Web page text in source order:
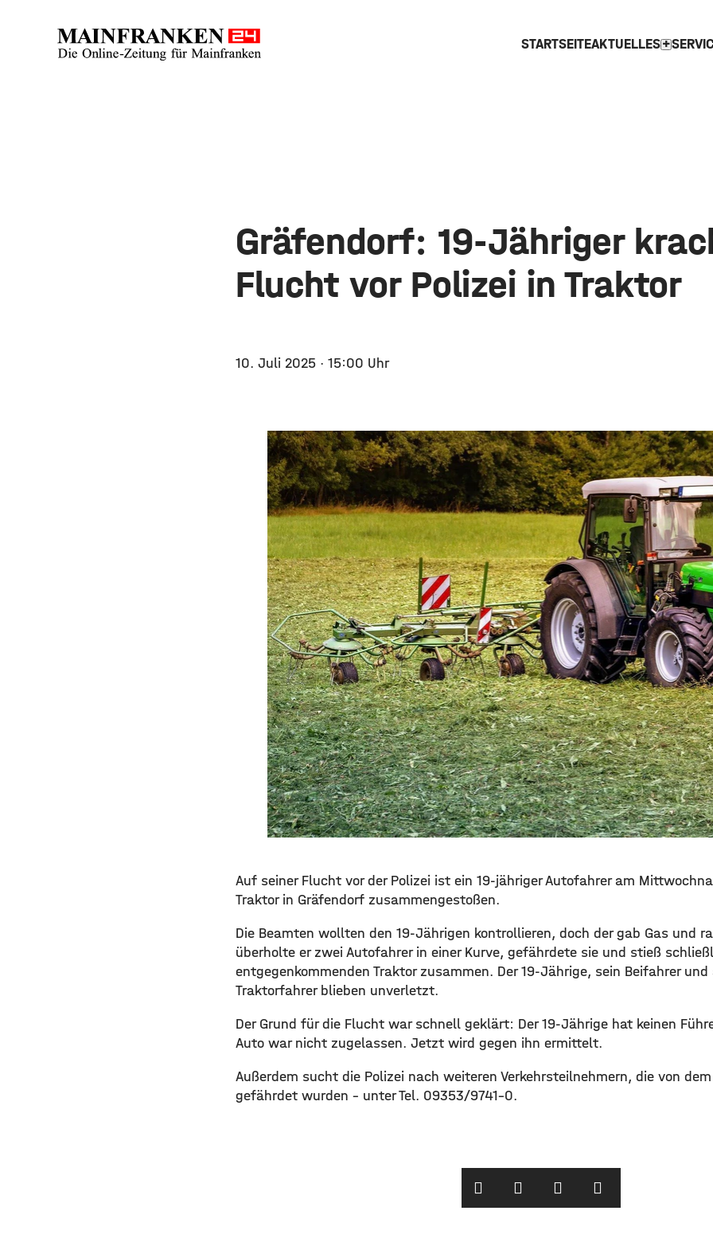
STARTSEITEAKTUELLESexpand_more
Gräfendorf: 19-Jähriger
Flucht vor Polizei in Traktor
10. Juli 2025 · 15:00 Uhr
Auf seiner Flucht vor der Polizei ist ein 19-jähriger Autofahrer am
Traktor in Gräfendorf zusammengestoßen.
Die Beamten wollten den 19-Jährigen kontrollieren, doch der gab Gas und
überholte er zwei Autofahrer in einer Kurve, gefährdete sie und stieß
entgegenkommenden Traktor zusammen. Der 19-Jährige, sein Beifahrer und
Traktorfahrer blieben unverletzt.
Der Grund für die Flucht war schnell geklärt: Der 19-Jährige hat keinen
Auto war nicht zugelassen. Jetzt wird gegen ihn ermittelt.
Außerdem sucht die Polizei nach weiteren Verkehrsteilnehmern, die von
gefährdet wurden – unter Tel. 09353/9741-0.